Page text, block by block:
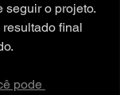
seguir o projeto.
resultado final
pode